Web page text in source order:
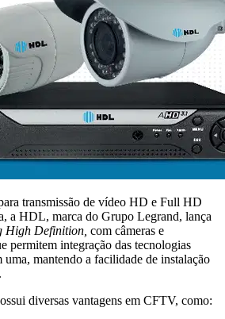
transmissão de vídeo HD e Full HD
a HDL, marca do Grupo Legrand, lança
High Definition, com câmeras e
permitem integração das tecnologias
mantendo a facilidade de instalação
diversas vantagens em CFTV, como: